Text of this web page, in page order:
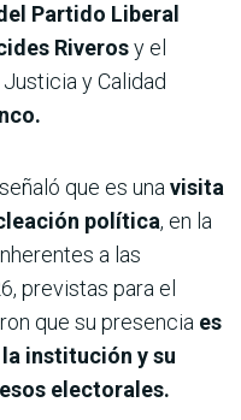
Partido Liberal
Riverosy el
y Calidad
que es unavisita
política, en la
a las
previstas para el
que su presencia es
institución y su
electorales.